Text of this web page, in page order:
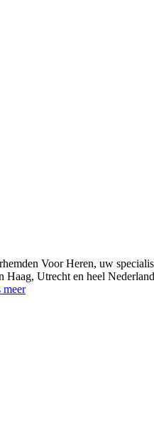
Voor Heren, uw
Haag, Utrecht en heel
meer